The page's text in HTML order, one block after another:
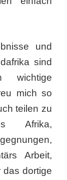
und
sind
wichtige
mich so
teilen zu
Afrika,
Arbeit,
das dortige